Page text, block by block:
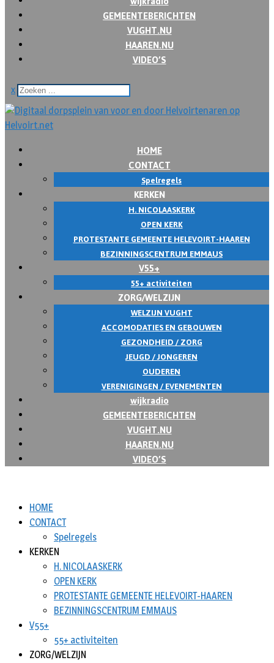
GEMEENTEBERICHTEN
VUGHT.NU
HAAREN.NU
VIDEO’S
x
HOME
CONTACT
Spelregels
KERKEN
H. NICOLAASKERK
OPEN KERK
PROTESTANTE GEMEENTE HELEVOIRT-HAAREN
BEZINNINGSCENTRUM EMMAUS
V55+
55+ activiteiten
ZORG/WELZIJN
WELZIJN VUGHT
ACCOMODATIES EN GEBOUWEN
GEZONDHEID / ZORG
JEUGD / JONGEREN
OUDEREN
VERENIGINGEN / EVENEMENTEN
wijkradio
GEMEENTEBERICHTEN
VUGHT.NU
HAAREN.NU
VIDEO’S
HOME
CONTACT
Spelregels
KERKEN
H. NICOLAASKERK
OPEN KERK
PROTESTANTE GEMEENTE HELEVOIRT-HAAREN
BEZINNINGSCENTRUM EMMAUS
V55+
55+ activiteiten
ZORG/WELZIJN